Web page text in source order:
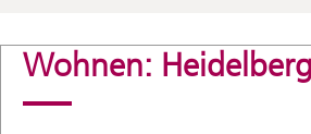
Wohnen: